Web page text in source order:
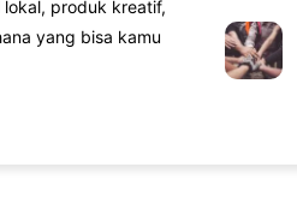
produk kreatif,
yang bisa kamu